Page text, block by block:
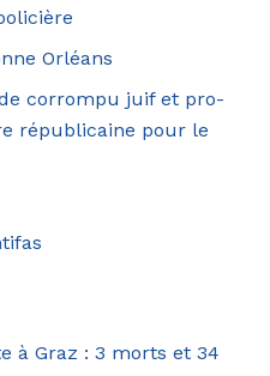
Orléans
corrompu juif et pro-
républicaine pour le
à Graz : 3 morts et 34